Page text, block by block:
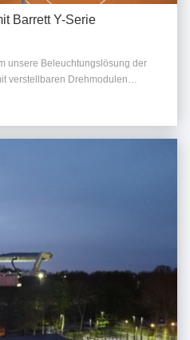
Barrett Y-Serie
unsere Beleuchtungslösung der
verstellbaren Drehmodulen
des drehbaren optischen Designs
in ...